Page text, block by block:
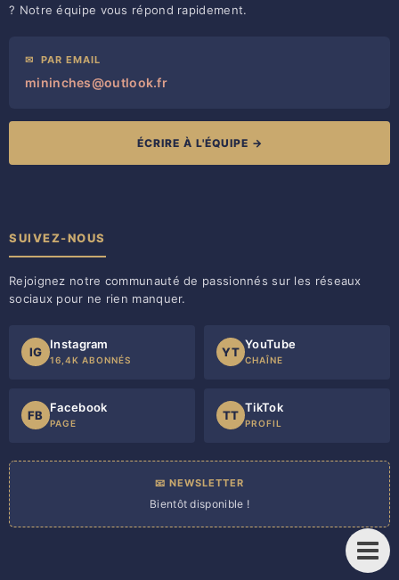
? Notre équipe vous répond rapidement.
✉ PAR EMAIL
mininches@outlook.fr
ÉCRIRE À L'ÉQUIPE →
SUIVEZ-NOUS
Rejoignez notre communauté de passionnés sur les réseaux
sociaux pour ne rien manquer.
IG
Instagram
16,4K ABONNÉS
YT
YouTube
CHAÎNE
FB
Facebook
PAGE
TT
TikTok
PROFIL
📧 NEWSLETTER
Bientôt disponible !